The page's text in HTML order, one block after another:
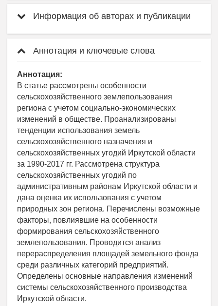
Информация об авторах и публикации
Аннотация и ключевые слова
Аннотация:
В статье рассмотрены особенности
сельскохозяйственного землепользования
региона с учетом социально-экономических
изменений в обществе. Проанализированы
тенденции использования земель
сельскохозяйственного назначения и
сельскохозяйственных угодий Иркутской области
за 1990-2017 гг. Рассмотрена структура
сельскохозяйственных угодий по
административным районам Иркутской области и
дана оценка их использования с учетом
природных зон региона. Перечислены возможные
факторы, повлиявшие на особенности
формирования сельскохозяйственного
землепользования. Проводится анализ
перераспределения площадей земельного фонда
среди различных категорий предприятий.
Определены основные направления изменений
системы сельскохозяйственного производства
Иркутской области.